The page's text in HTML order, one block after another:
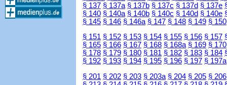
§ 137 § 137a § 137b § 137c § 137d § 137e
§ 140 § 140a § 140b § 140c § 140d § 140e
§ 145 § 146 § 146a § 147 § 148 § 149 § 150
§ 151 § 152 § 153 § 154 § 155 § 156 § 157
§ 165 § 166 § 167 § 168 § 168a § 169 § 170
§ 178 § 179 § 180 § 181 § 182 § 183 § 184
§ 192 § 193 § 194 § 195 § 196 § 197 § 197a
§ 201 § 202 § 203 § 203a § 204 § 205 § 206